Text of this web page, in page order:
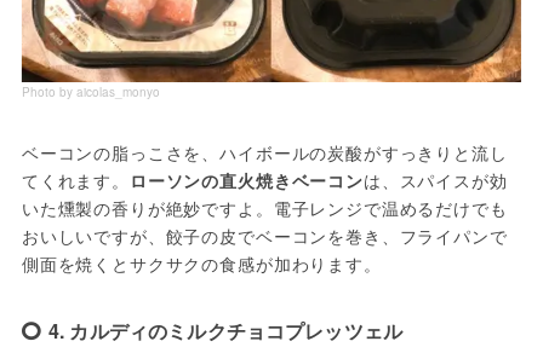
Photo by aicolas_monyo
ベーコンの脂っこさを、ハイボールの炭酸がすっきりと流し
てくれます。 ローソンの直火焼きベーコンは、スパイスが効
いた燻製の香りが絶妙ですよ。電子レンジで温めるだけでも
おいしいですが、餃子の皮でベーコンを巻き、フライパンで
側面を焼くとサクサクの食感が加わります。
4. カルディのミルクチョコプレッツェル